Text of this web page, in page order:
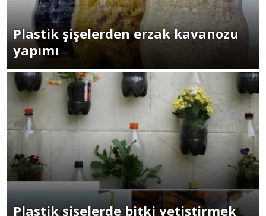
Plastik şişelerden erzak kavanozu
yapımı
Plastik şişelerde bitki yetiştirmek